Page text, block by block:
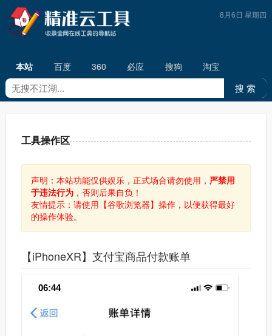
本站 百度 360 必应 搜狗 淘宝
8月6日 星期四
工具操作区
声明：本站功能仅供娱乐，正式场合请勿使用， 严禁用
于违法行为，否则后果自负！
友情提示：请使用【谷歌浏览器】操作，以便获得最好
的操作体验。
【iPhoneXR】支付宝商品付款账单
06:44